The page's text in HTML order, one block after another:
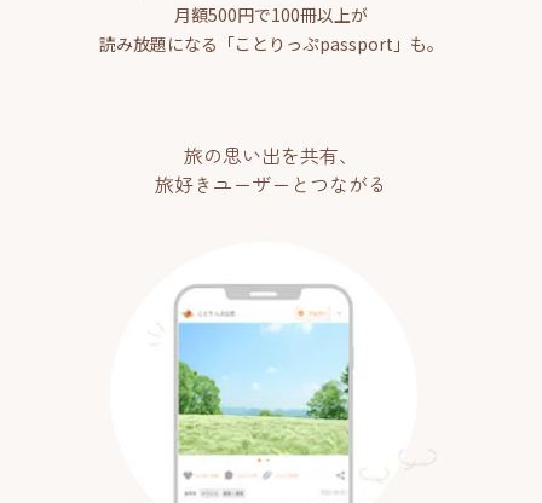
月額500円で100冊以上が
読み放題になる「ことりっぷpassport」も。
旅の思い出を共有、
旅好きユーザーとつながる